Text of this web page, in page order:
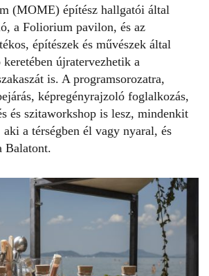
(MOME) építész hallgatói által
a Foliorium pavilon, és az
építészek és művészek által
újratervezhetik a
is. A programsorozatra,
képregényrajzoló foglalkozás,
és szitaworkshop is lesz, mindenkit
aki a térségben él vagy nyaral, és
Balatont.